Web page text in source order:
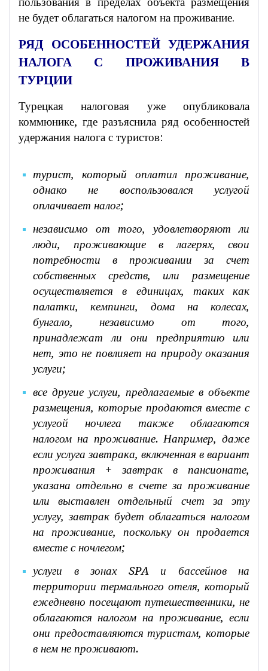
не будет облагаться налогом на проживание.
РЯД ОСОБЕННОСТЕЙ УДЕРЖАНИЯ
НАЛОГА С ПРОЖИВАНИЯ В
ТУРЦИИ
Турецкая налоговая уже опубликовала
коммюнике, где разъяснила ряд особенностей
удержания налога с туристов:
турист, который оплатил проживание,
однако не воспользовался услугой
оплачивает налог;
независимо от того, удовлетворяют ли
люди, проживающие в лагерях, свои
потребности в проживании за счет
собственных средств, или размещение
осуществляется в единицах, таких как
палатки, кемпинги, дома на колесах,
бунгало, независимо от того,
принадлежат ли они предприятию или
нет, это не повлияет на природу оказания
услуги;
все другие услуги, предлагаемые в объекте
размещения, которые продаются вместе с
услугой ночлега также облагаются
налогом на проживание. Например, даже
если услуга завтрака, включенная в вариант
проживания + завтрак в пансионате,
указана отдельно в счете за проживание
или выставлен отдельный счет за эту
услугу, завтрак будет облагаться налогом
на проживание, поскольку он продается
вместе с ночлегом;
услуги в зонах SPA и бассейнов на
территории термального отеля, который
ежедневно посещают путешественники, не
облагаются налогом на проживание, если
они предоставляются туристам, которые
в нем не проживают.